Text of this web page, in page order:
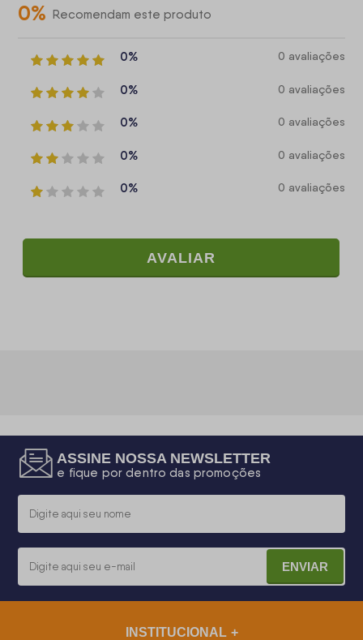
0% Recomendam este produto
0% 0 avaliações
0% 0 avaliações
0% 0 avaliações
0% 0 avaliações
0% 0 avaliações
AVALIAR
ASSINE NOSSA NEWSLETTER
e fique por dentro das promoções
ENVIAR
INSTITUCIONAL